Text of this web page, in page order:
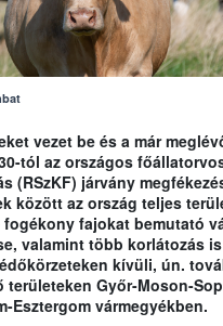
vezet be és a már
tól az országos
(RSzKF) járvány
között az ország teljes
fogékony fajokat bemutató
valamint több korlátozás
kívüli, ún.
területeken Győr-Moson-
Esztergom vármegyékben.